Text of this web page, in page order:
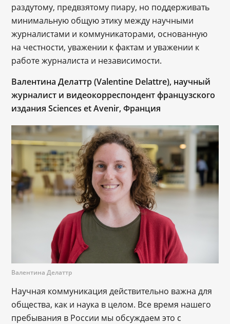
раздутому, предвзятому пиару, но поддерживать
минимальную общую этику между научными
журналистами и коммуникаторами, основанную
на честности, уважении к фактам и уважении к
работе журналиста и независимости.
Валентина Делаттр (Valentine Delattre), научный
журналист и видеокорреспондент французского
издания Sciences et Avenir, Франция
Валентина Делаттр
Научная коммуникация действительно важна для
общества, как и наука в целом. Все время нашего
пребывания в России мы обсуждаем это с